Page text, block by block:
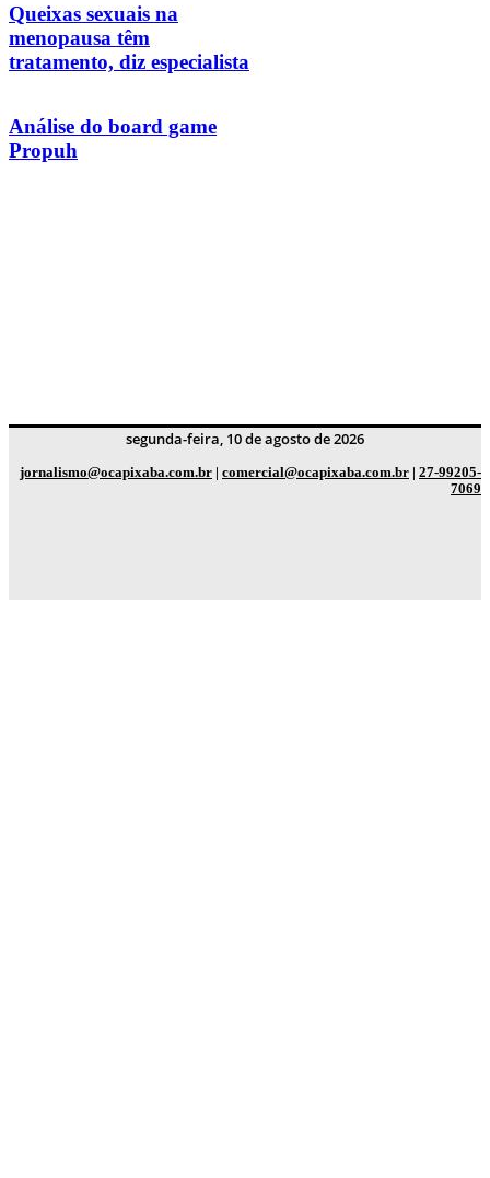
Queixas sexuais na
menopausa têm
tratamento, diz especialista
Análise do board game
Propuh
segunda-feira, 10 de agosto de 2026
jornalismo@ocapixaba.com.br | comercial@ocapixaba.com.br | 27-99205-
7069